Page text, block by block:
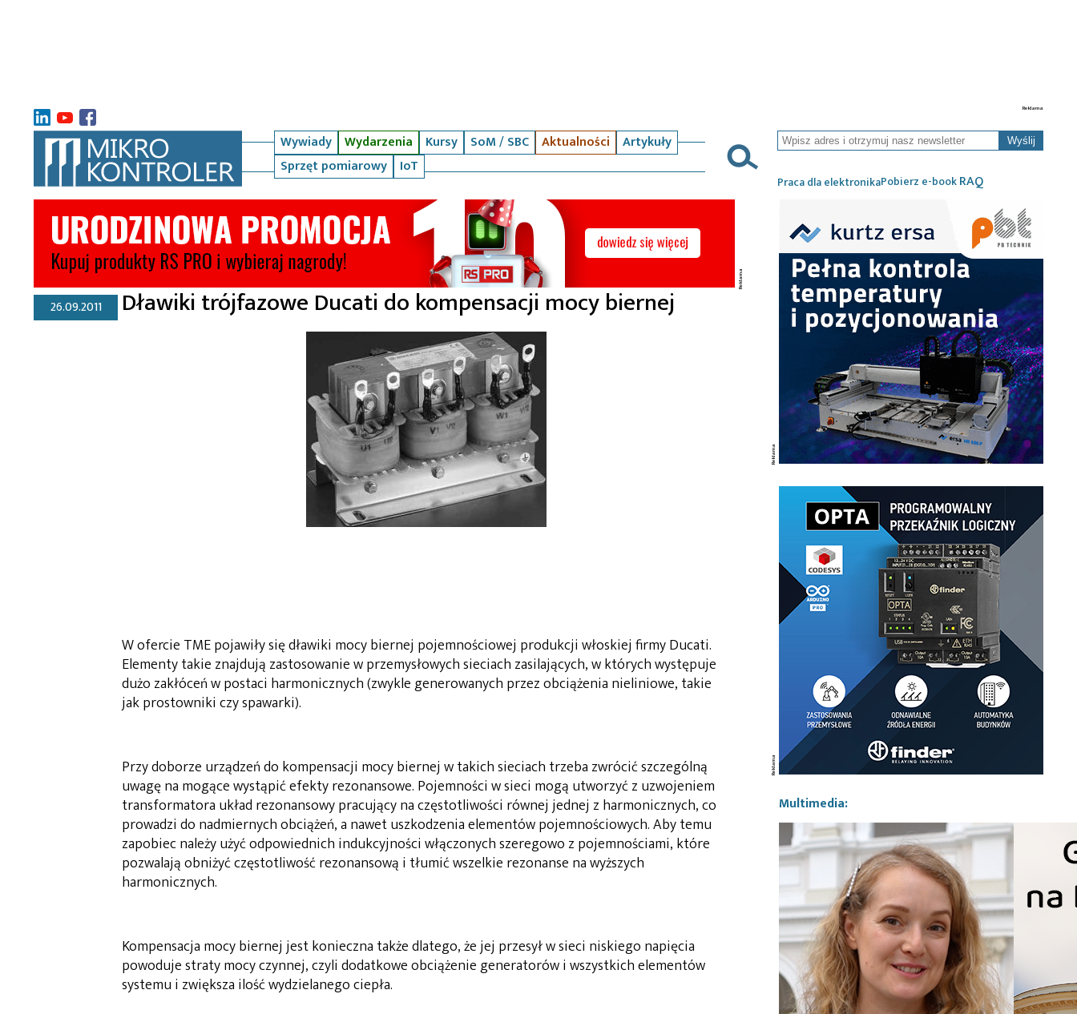
Wywiady Wydarzenia Kursy SoM / SBC Aktualności
Artykuły
Sprzęt pomiarowy
IoT
Wyślij
Praca dla elektronikaPobierz e-bookRAQ
26.09.2011 Dławiki trójfazowe Ducati do kompensacji mocy biernej
W ofercie TME pojawiły się dławiki mocy biernej pojemnościowej produkcji włoskiej firmy Ducati.
Elementy takie znajdują zastosowanie w przemysłowych sieciach zasilających, w których występuje
dużo zakłóceń w postaci harmonicznych (zwykle generowanych przez obciążenia nieliniowe, takie
jak prostowniki czy spawarki).
Przy doborze urządzeń do kompensacji mocy biernej w takich sieciach trzeba zwrócić szczególną
uwagę na mogące wystąpić efekty rezonansowe. Pojemności w sieci mogą utworzyć z uzwojeniem
transformatora układ rezonansowy pracujący na częstotliwości równej jednej z harmonicznych, co
prowadzi do nadmiernych obciążeń, a nawet uszkodzenia elementów pojemnościowych. Aby temu
zapobiec należy użyć odpowiednich indukcyjności włączonych szeregowo z pojemnościami, które
pozwalają obniżyć częstotliwość rezonansową i tłumić wszelkie rezonanse na wyższych
harmonicznych.
Kompensacja mocy biernej jest konieczna także dlatego, że jej przesył w sieci niskiego napięcia
powoduje straty mocy czynnej, czyli dodatkowe obciążenie generatorów i wszystkich elementów
systemu i zwiększa ilość wydzielanego ciepła.
Multimedia: